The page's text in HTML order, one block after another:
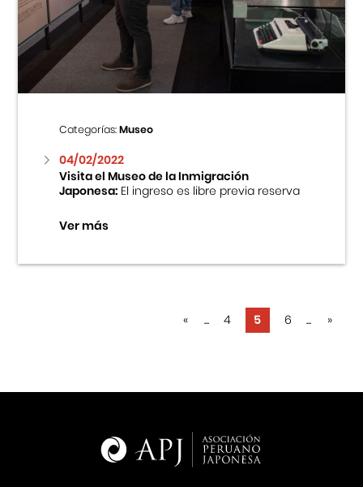
Categorías:Museo
04/02/2022
Visita el Museo de la Inmigración
Japonesa:El ingreso es libre previa reserva
Ver más
« ... 4 5 6 ... »